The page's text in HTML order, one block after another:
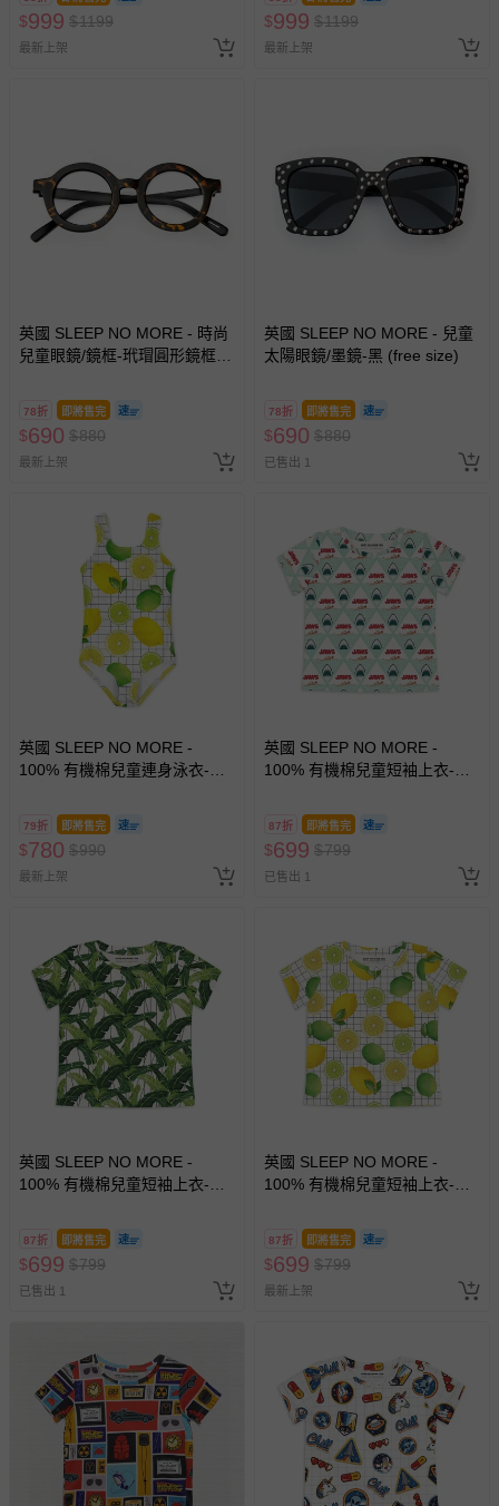
$999 $1199
最新上架
$999 $1199
最新上架
英國 SLEEP NO MORE - 時尚
兒童眼鏡/鏡框-玳瑁圓形鏡框
78折 即將售完
$690 $880
最新上架
英國 SLEEP NO MORE - 兒童
太陽眼鏡/墨鏡-黑 (free size)
78折 即將售完
$690 $880
已售出 1
英國 SLEEP NO MORE -
100% 有機棉兒童連身泳衣-檸
79折 即將售完
$780 $990
最新上架
英國 SLEEP NO MORE -
100% 有機棉兒童短袖上衣-大
87折 即將售完
$699 $799
已售出 1
英國 SLEEP NO MORE -
100% 有機棉兒童短袖上衣-綠
87折 即將售完
$699 $799
已售出 1
英國 SLEEP NO MORE -
100% 有機棉兒童短袖上衣-檸
87折 即將售完
$699 $799
最新上架